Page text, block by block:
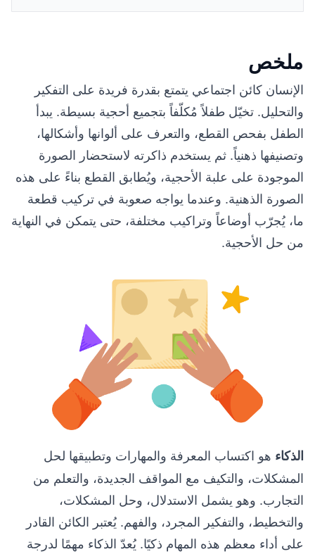
ملخص
الإنسان كائن اجتماعي يتمتع بقدرة فريدة على التفكير
والتحليل. تخيّل طفلاً مُكلّفاً بتجميع أحجية بسيطة. يبدأ
الطفل بفحص القطع، والتعرف على ألوانها وأشكالها،
وتصنيفها ذهنياً. ثم يستخدم ذاكرته لاستحضار الصورة
الموجودة على علبة الأحجية، ويُطابق القطع بناءً على هذه
الصورة الذهنية. وعندما يواجه صعوبة في تركيب قطعة
ما، يُجرّب أوضاعاً وتراكيب مختلفة، حتى يتمكن في النهاية
من حل الأحجية.
الذكاء هو اكتساب المعرفة والمهارات وتطبيقها لحل
المشكلات، والتكيف مع المواقف الجديدة، والتعلم من
التجارب. وهو يشمل الاستدلال، وحل المشكلات،
والتخطيط، والتفكير المجرد، والفهم. يُعتبر الكائن القادر
على أداء معظم هذه المهام ذكيًا. يُعدّ الذكاء مهمًا لدرجة